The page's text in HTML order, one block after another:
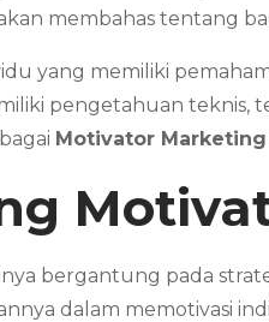
membahas tentang
yang memiliki
pengetahuan teknis,
Motivator Marketing
bergantung pada
dalam memotivasi